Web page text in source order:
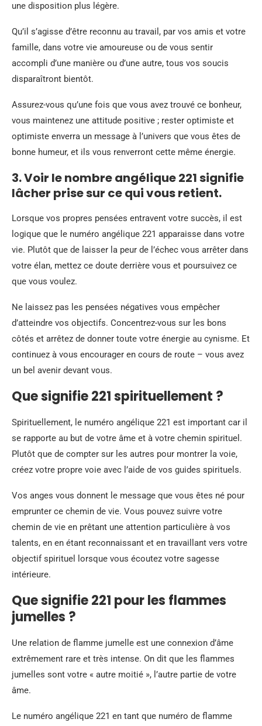
une disposition plus légère.
Qu’il s’agisse d’être reconnu au travail, par vos amis et votre
famille, dans votre vie amoureuse ou de vous sentir
accompli d’une manière ou d’une autre, tous vos soucis
disparaîtront bientôt.
Assurez-vous qu’une fois que vous avez trouvé ce bonheur,
vous maintenez une attitude positive ; rester optimiste et
optimiste enverra un message à l’univers que vous êtes de
bonne humeur, et ils vous renverront cette même énergie.
3. Voir le nombre angélique 221 signifie
lâcher prise sur ce qui vous retient.
Lorsque vos propres pensées entravent votre succès, il est
logique que le numéro angélique 221 apparaisse dans votre
vie. Plutôt que de laisser la peur de l’échec vous arrêter dans
votre élan, mettez ce doute derrière vous et poursuivez ce
que vous voulez.
Ne laissez pas les pensées négatives vous empêcher
d’atteindre vos objectifs. Concentrez-vous sur les bons
côtés et arrêtez de donner toute votre énergie au cynisme. Et
continuez à vous encourager en cours de route – vous avez
un bel avenir devant vous.
Que signifie 221 spirituellement ?
Spirituellement, le numéro angélique 221 est important car il
se rapporte au but de votre âme et à votre chemin spirituel.
Plutôt que de compter sur les autres pour montrer la voie,
créez votre propre voie avec l’aide de vos guides spirituels.
Vos anges vous donnent le message que vous êtes né pour
emprunter ce chemin de vie. Vous pouvez suivre votre
chemin de vie en prêtant une attention particulière à vos
talents, en en étant reconnaissant et en travaillant vers votre
objectif spirituel lorsque vous écoutez votre sagesse
intérieure.
Que signifie 221 pour les flammes
jumelles ?
Une relation de flamme jumelle est une connexion d’âme
extrêmement rare et très intense. On dit que les flammes
jumelles sont votre « autre moitié », l’autre partie de votre
âme.
Le numéro angélique 221 en tant que numéro de flamme